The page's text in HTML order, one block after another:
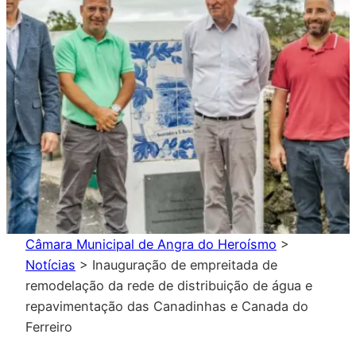
Câmara Municipal de Angra do Heroísmo >
Notícias > Inauguração de empreitada de
remodelação da rede de distribuição de água e
repavimentação das Canadinhas e Canada do
Ferreiro